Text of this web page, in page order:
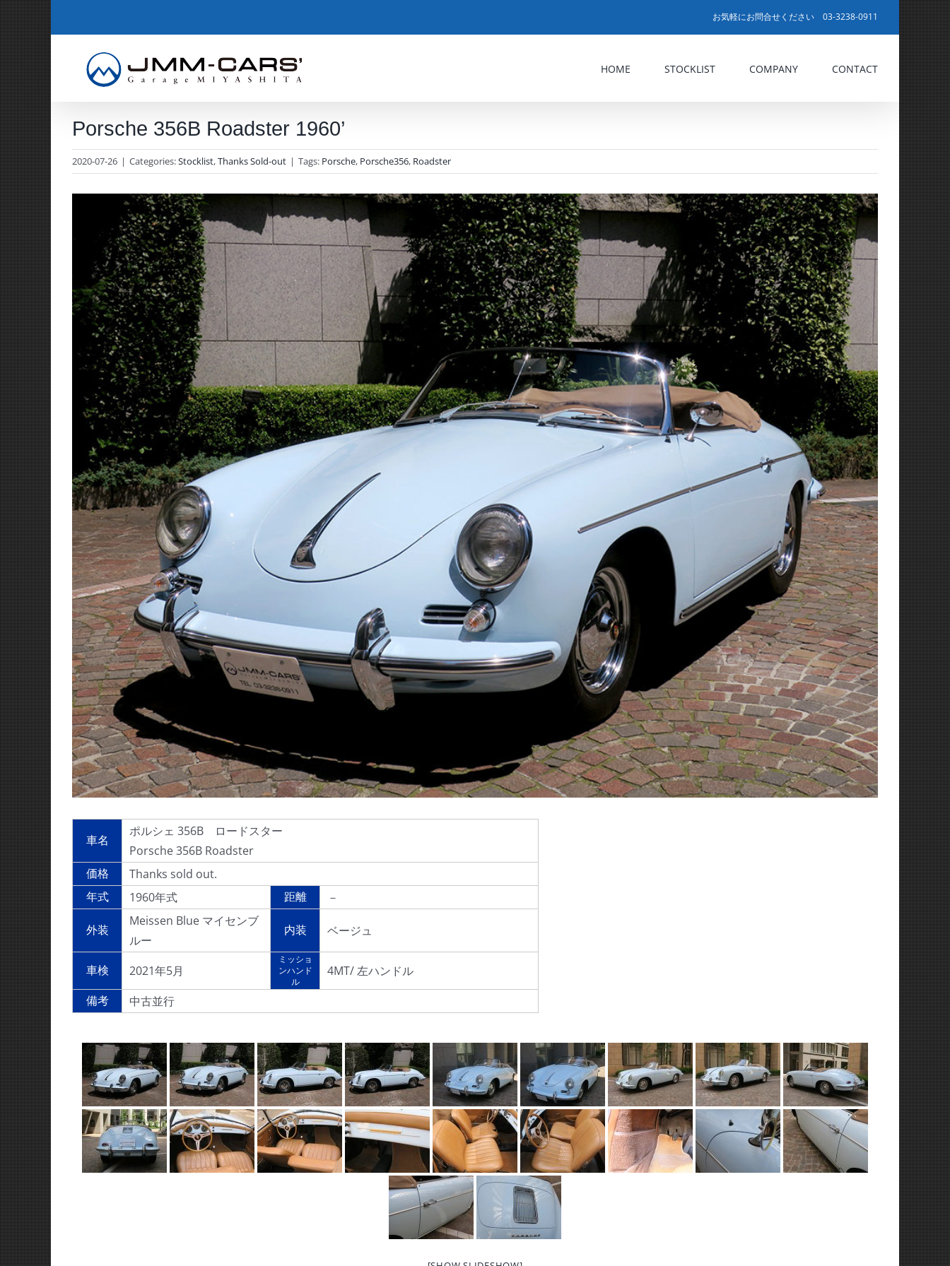
Skip
to
content
お気軽にお問合せください 03-3238-0911
HOME STOCKLIST COMPANY CONTACT
Porsche 356B Roadster 1960’
2020-07-26 | Categories:Stocklist,Thanks Sold-out | Tags: Porsche, Porsche356, Roadster
車名
ポルシェ 356B ロードスター
Porsche 356B Roadster
価格 Thanks sold out.
年式 1960年式 距離 －
外装
Meissen Blue マイセンブ
ルー
内装 ベージュ
車検 2021年5月
ミッショ
ンハンド
ル
4MT/ 左ハンドル
備考 中古並行